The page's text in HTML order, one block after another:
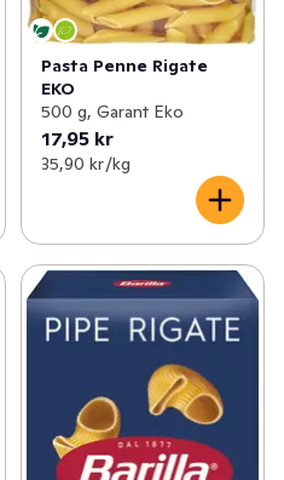
Pasta Penne Rigate
EKO
500 g, Garant Eko
17,95 kr
35,90 kr /kg